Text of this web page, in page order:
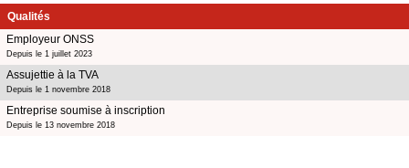
Qualités
Employeur ONSS
Depuis le 1 juillet 2023
Assujettie à la TVA
Depuis le 1 novembre 2018
Entreprise soumise à inscription
Depuis le 13 novembre 2018